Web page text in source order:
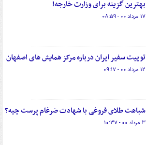
بهترین گزینه برای وزارت خارجه!
۱۷ مرداد ۰۰ - ۰۸:۵۹
توییت سفیر ایران درباره مرکز همایش های اصفهان
۱۲ مرداد ۰۰ - ۰۹:۱۷
شباهت طلای فروغی با شهادت ضرغام پرست چیه؟
۳ مرداد ۰۰ - ۱۰:۳۷